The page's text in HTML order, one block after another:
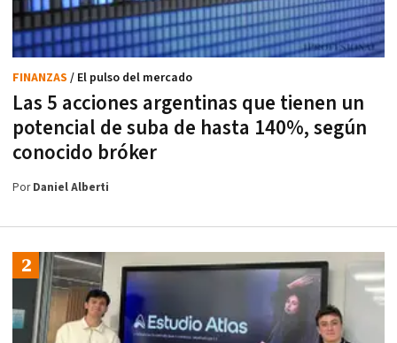
Las 5 acciones argentinas que tienen un
potencial de suba de hasta 140%, según
conocido bróker
FINANZAS / El pulso del mercado
PorDaniel Alberti